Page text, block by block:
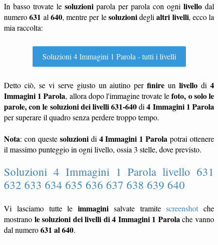
In basso trovate le soluzioni parola per parola con ogni livello dal
numero631 al 640, mentre per lesoluzionideglialtri livelli, ecco la
mia raccolta:
Soluzioni 4 Immagini 1 Parola - tutti i livelli
Detto ciò, se vi serve giusto un aiutino perfinire unlivello di4
Immagini 1 Parola, allora dopo l'immagine trovate lefoto, o solo le
parole, con le soluzioni dei livelli 631-640di4 Immagini 1 Parola
per superare il quadro senza perdere troppo tempo.
Nota: con queste soluzionidi 4 Immagini 1 Parola potrai ottenere
il massimo punteggio in ogni livello, ossia 3 stelle, dove previsto.
Soluzioni 4 Immagini 1 Parola livello 631
632 633 634 635 636 637 638 639 640
Vi lasciamo tutte le immagini salvate tramitescreenshot che
mostrano le soluzioni dei livelli di 4 Immagini 1 Parolache vanno
dal numero631 al 640.